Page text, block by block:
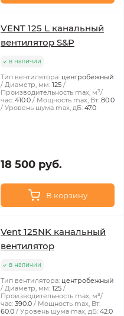
VENT 125 L канальный
вентилятор S&P
в наличии
Тип вентилятора: центробежный
Диаметр, мм: 125
Производительность max, м³/
час: 410.0 Мощность max, Вт: 80.0
Уровень шума max, дБ: 47.0
18 500 руб.
В корзину
Vent 125NK канальный
вентилятор
в наличии
Тип вентилятора: центробежный
Диаметр, мм: 125
Производительность max, м³/
час: 390.0
Мощность max, Вт:
60.0
Уровень шума max, дБ: 42.0